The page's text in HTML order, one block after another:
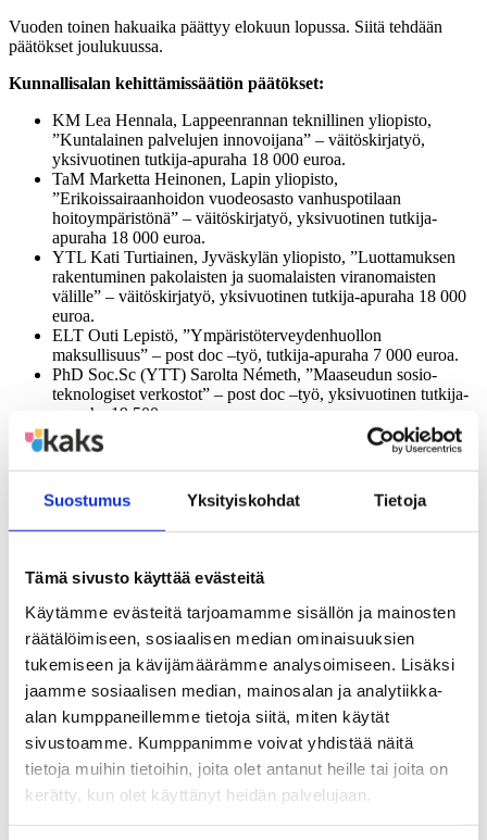
Suostumus Yksityiskohdat Tietoja
Tämä sivusto käyttää evästeitä
Käytämme evästeitä tarjoamamme sisällön ja mainosten
räätälöimiseen, sosiaalisen median ominaisuuksien
tukemiseen ja kävijämäärämme analysoimiseen. Lisäksi
jaamme sosiaalisen median, mainosalan ja analytiikka-
alan kumppaneillemme tietoja siitä, miten käytät
sivustoamme. Kumppanimme voivat yhdistää näitä
tietoja muihin tietoihin, joita olet antanut heille tai joita on
kerätty, kun olet käyttänyt heidän palvelujaan.
Vuoden toinen hakuaika päättyy elokuun lopussa. Siitä tehdään
päätökset joulukuussa.
Kunnallisalan kehittämissäätiön päätökset:
KM Lea Hennala, Lappeenrannan teknillinen yliopisto,
”Kuntalainen palvelujen innovoijana” – väitöskirjatyö,
yksivuotinen tutkija-apuraha 18 000 euroa.
TaM Marketta Heinonen, Lapin yliopisto,
”Erikoissairaanhoidon vuodeosasto vanhuspotilaan
hoitoympäristönä” – väitöskirjatyö, yksivuotinen tutkija-
apuraha 18 000 euroa.
YTL Kati Turtiainen, Jyväskylän yliopisto, ”Luottamuksen
rakentuminen pakolaisten ja suomalaisten viranomaisten
välille” – väitöskirjatyö, yksivuotinen tutkija-apuraha 18 000
euroa.
ELT Outi Lepistö, ”Ympäristöterveydenhuollon
maksullisuus” – post doc –työ, tutkija-apuraha 7 000 euroa.
PhD Soc.Sc (YTT) Sarolta Németh, ”Maaseudun sosio-
teknologiset verkostot” – post doc –työ, yksivuotinen tutkija-
apuraha 19 500 euroa.
KTT Jussi Leponiemi, ”Monikulttuurinen esimiestyö –
erityisesti kunta-alalla” – julkaisuhanke 1 500 euroa.
Proviisori Jouni Asikainen, ”Lääkehuoltopalvelujen
keskittäminen – Etelä-Savon lääkemenojen kehitys 2000 –
luvulla” julkaisuhanke 1 500 euroa.
YTH Jussi Laine, matka-apuraha 2 200 euroa.
– pro gradu –työ , apuraha 1 200 euroa (Suomen
Kunnallisliiton rahasto).
Antti Veilahti, Helsingin yliopisto, ”Nuorten Internet –
pohjainen osallistuminen ja kuuleminen kunnissa” – pro gradu
–työ, apuraha 1 200 euroa (Artturi Hiidenheimon rahasto).
Hanne-Mari Virta, Jyväskylän yliopisto, ”Kunnallisen
verkosto-organisaation viestinnän haasteet” – pro gradu –työ,
apuraha 1 200 euroa (Mikko Jokelan rahasto).
Marja-Liisa Stenroos, Kuopion yliopisto, ”Pitkäaikaista
laitoshoitoa tarvitsevien potilaiden terveyteen liittyvä
elämänlaatu ja hoitoon tyytyväisyys” – pro gradu –työ,
apuraha 1 200 euroa (Hallintososionomien rahasto).
Tmi P.T.Kettunen, ”Selvitys kuntatutkimuksen
voimavaroista”, 7 000 euroa.